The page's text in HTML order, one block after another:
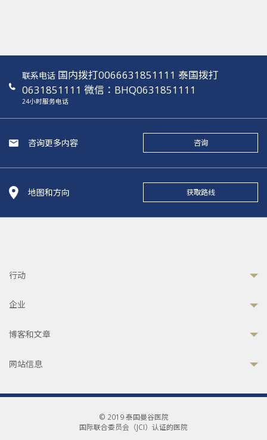
联系电话 国内拨打0066631851111 泰国拨打
0631851111 微信：BHQ0631851111
24小时服务电话
咨询更多内容 咨询
地图和方向 获取路线
行动
企业
博客和文章
网站信息
© 2019 泰国曼谷医院
国际联合委员会（JCI）认证的医院